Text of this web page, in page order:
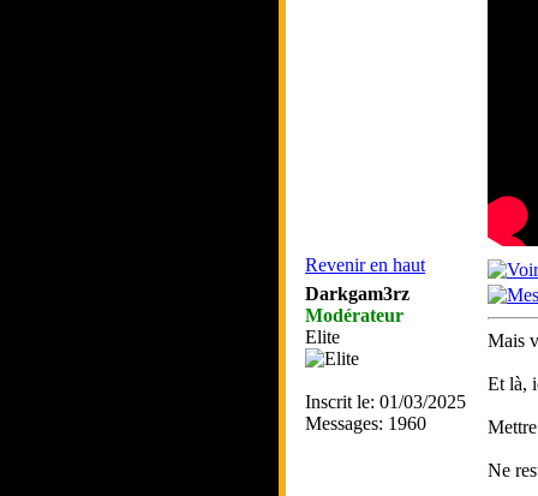
Revenir en haut
Darkgam3rz
Modérateur
Elite
Inscrit le: 01/03/2025
Messages: 1960
Mais
Et là,
Ne